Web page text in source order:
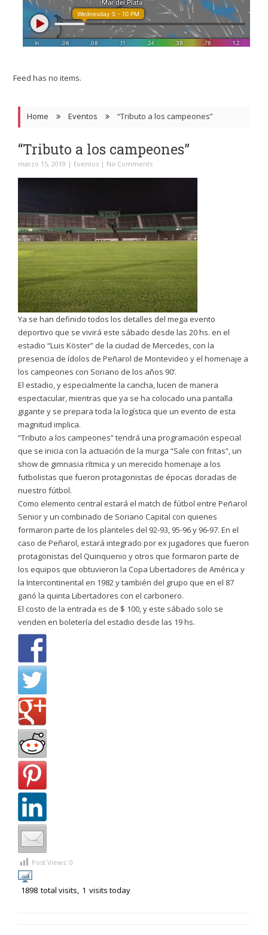
Feed has no items.
Home Eventos “Tributo a los campeones”
“Tributo a los campeones”
marzo 15, 2019 | Eventos | No Comments
Ya se han definido todos los detalles del mega evento
deportivo que se vivirá este sábado desde las 20 hs. en el
estadio “Luis Köster” de la ciudad de Mercedes, con la
presencia de ídolos de Peñarol de Montevideo y el homenaje a
los campeones con Soriano de los años 90’.
El estadio, y especialmente la cancha, lucen de manera
espectacular, mientras que ya se ha colocado una pantalla
gigante y se prepara toda la logística que un evento de esta
magnitud implica.
“Tributo a los campeones” tendrá una programación especial
que se inicia con la actuación de la murga “Sale con fritas”, un
show de gimnasia rítmica y un merecido homenaje a los
futbolistas que fueron protagonistas de épocas doradas de
nuestro fútbol.
Como elemento central estará el match de fútbol entre Peñarol
Senior y un combinado de Soriano Capital con quienes
formaron parte de los planteles del 92-93, 95-96 y 96-97. En el
caso de Peñarol, estará integrado por ex jugadores que fueron
protagonistas del Quinquenio y otros que formaron parte de
los equipos que obtuvieron la Copa Libertadores de América y
la Intercontinental en 1982 y también del grupo que en el 87
ganó la quinta Libertadores con el carbonero.
El costo de la entrada es de $ 100, y este sábado solo se
venden en boletería del estadio desde las 19 hs.
Post Views: 0
1898 total visits, 1 visits today